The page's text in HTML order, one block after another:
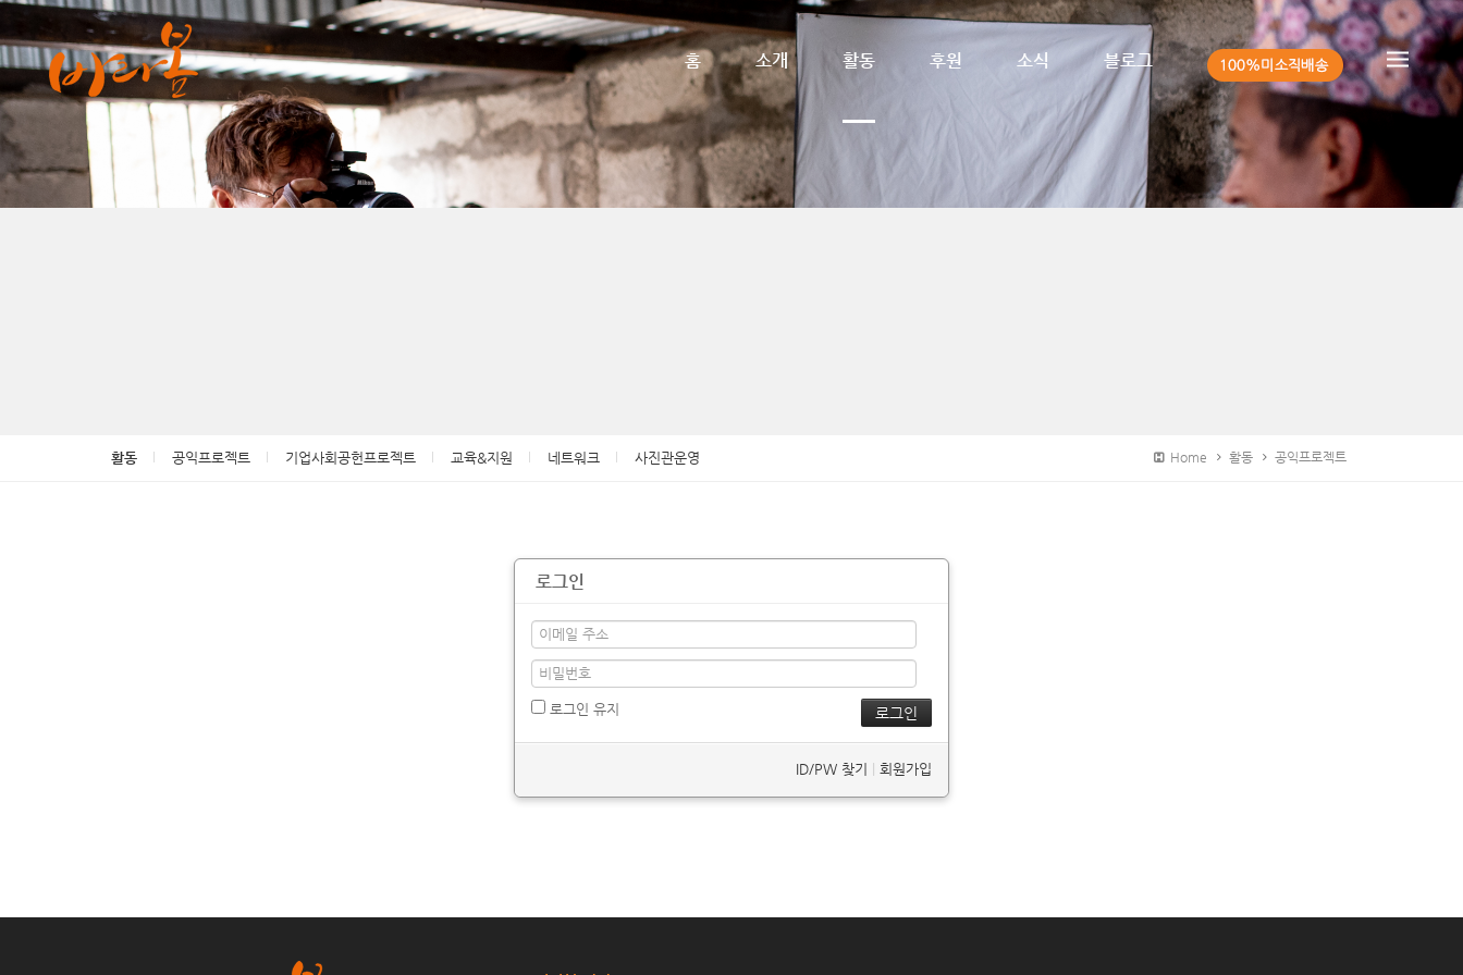
홈 소개 활동 후원 소식 블로그
활동 공익프로젝트 기업사회공헌프로젝트 교육&지원 네트워크 사진관운영 Home 활동 공익프로젝트
로그인
로그인 유지
ID/PW 찾기 회원가입